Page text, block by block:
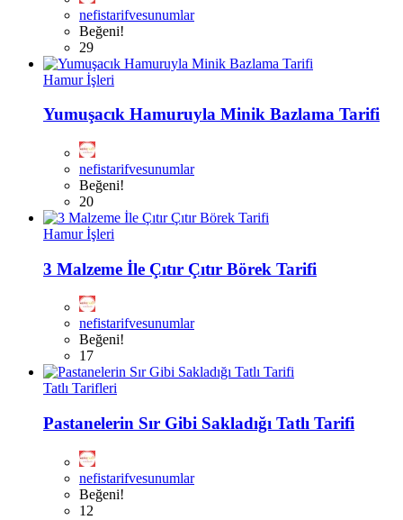
nefistarifvesunumlar
Beğeni!
29
Hamur İşleri
Yumuşacık Hamuruyla Minik Bazlama Tarifi
nefistarifvesunumlar
Beğeni!
20
Hamur İşleri
3 Malzeme İle Çıtır Çıtır Börek Tarifi
nefistarifvesunumlar
Beğeni!
17
Tatlı Tarifleri
Pastanelerin Sır Gibi Sakladığı Tatlı Tarifi
nefistarifvesunumlar
Beğeni!
12